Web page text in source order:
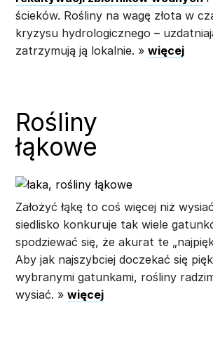
ścieków. Rośliny na wagę złota w
kryzysu hydrologicznego –
zatrzymują ją lokalnie. » więcej
Rośliny
łąkowe
Założyć łąkę to coś więcej niż
siedlisko konkuruje tak wiele
spodziewać się, że akurat te
Aby jak najszybciej doczekać się
wybranymi gatunkami, rośliny
wysiać. » więcej